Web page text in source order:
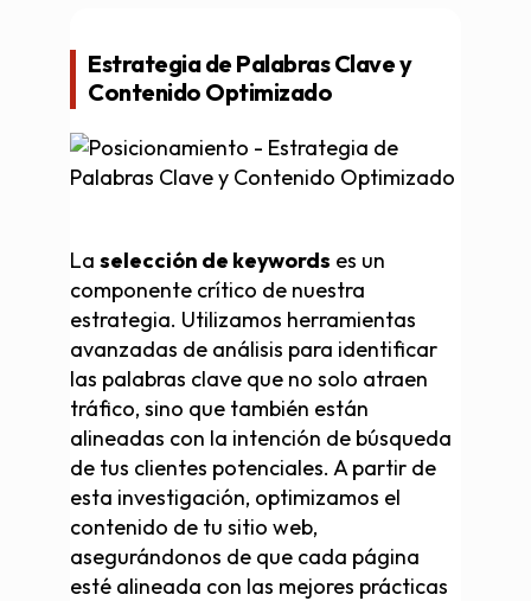
Estrategia de Palabras Clave y
Contenido Optimizado
La selección de keywords es un
componente crítico de nuestra
estrategia. Utilizamos herramientas
avanzadas de análisis para identificar
las palabras clave que no solo atraen
tráfico, sino que también están
alineadas con la intención de búsqueda
de tus clientes potenciales. A partir de
esta investigación, optimizamos el
contenido de tu sitio web,
asegurándonos de que cada página
esté alineada con las mejores prácticas